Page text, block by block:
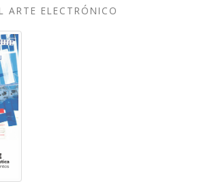
ARTE ELECTRÓNICO